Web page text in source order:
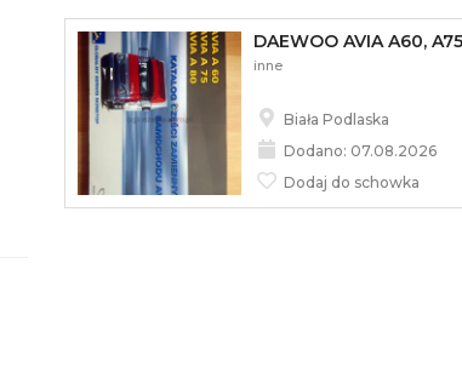
DAEWOO AVIA A60,
inne
Biała Podlaska
Dodano: 07.08.2026
Dodaj do schowka